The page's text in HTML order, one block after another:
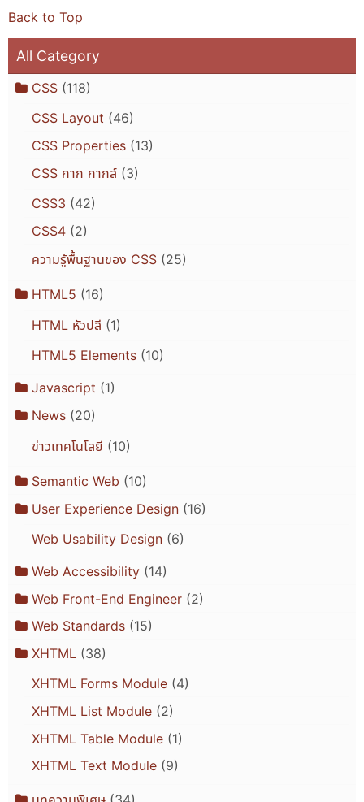
Back to Top
All Category
CSS(118)
CSS Layout (46)
CSS Properties(13)
CSS กาก กากส์(3)
CSS3 (42)
CSS4(2)
ความรู้พื้นฐานของ CSS(25)
HTML5 (16)
HTML หัวปลี (1)
HTML5 Elements(10)
Javascript (1)
News(20)
ข่าวเทคโนโลยี (10)
Semantic Web (10)
User Experience Design(16)
Web Usability Design(6)
Web Accessibility(14)
Web Front-End Engineer(2)
Web Standards(15)
XHTML(38)
XHTML Forms Module(4)
XHTML List Module(2)
XHTML Table Module(1)
XHTML Text Module(9)